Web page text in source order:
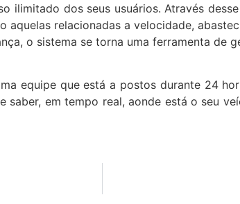
ilimitado dos seus usuários. Através
relacionadas a velocidade,
o sistema se torna uma ferramenta de
equipe que está a postos durante 24
em tempo real, aonde está o seu